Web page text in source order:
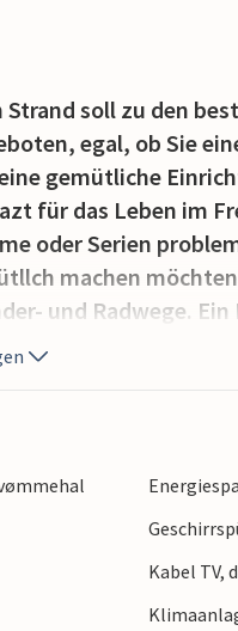
soll zu den
egal, ob Sie
gemütliche
für das Leben im
oder Serien
machen
und Radwege.
Kabel TV,